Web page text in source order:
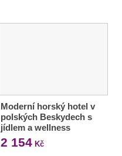
Moderní horský hotel v
polských Beskydech s
jídlem a wellness
2 154Kč